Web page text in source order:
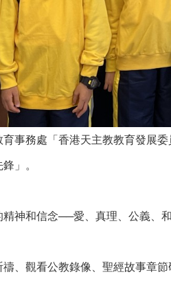
育事務處「香港天主教教育發展
」。
精神和信念──愛、真理、公義、
、觀看公教錄像、聖經故事章